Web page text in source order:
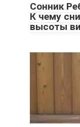
Сонник
К чему
высоты